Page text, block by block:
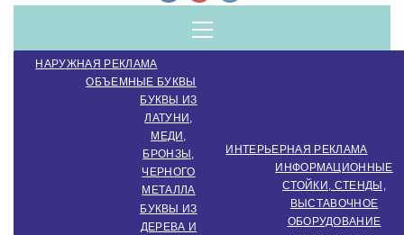
компанія.
Виробництво
зовнішньої
Menu
НАРУЖНАЯ РЕКЛАМА
ОБЪЕМНЫЕ БУКВЫ
БУКВЫ ИЗ
ЛАТУНИ,
МЕДИ,
БРОНЗЫ,
ЧЕРНОГО
МЕТАЛЛА
БУКВЫ ИЗ
ДЕРЕВА И
ИНТЕРЬЕРНАЯ РЕКЛАМА
ИНФОРМАЦИОННЫЕ
СТОЙКИ, СТЕНДЫ,
ВЫСТАВОЧНОЕ
ОБОРУДОВАНИЕ